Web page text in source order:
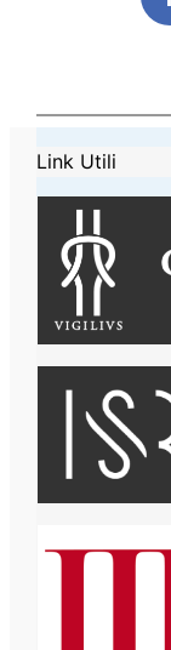
Link Utili